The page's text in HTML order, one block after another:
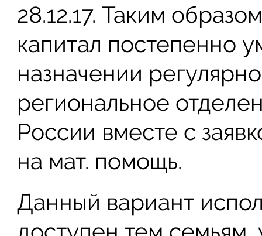
28.12.17. Таким
капитал постепенно
назначении
региональное
России вместе с
на мат. помощь.
Данный вариант